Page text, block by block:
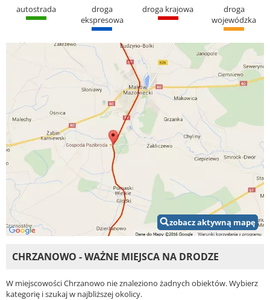
autostrada
droga
ekspresowa
droga krajowa
droga
wojewódzka
zobacz aktywną mapę
CHRZANOWO - WAŻNE MIEJSCA NA DRODZE
W miejscowości Chrzanowo nie znaleziono żadnych obiektów. Wybierz
kategorię i szukaj w najbliższej okolicy.